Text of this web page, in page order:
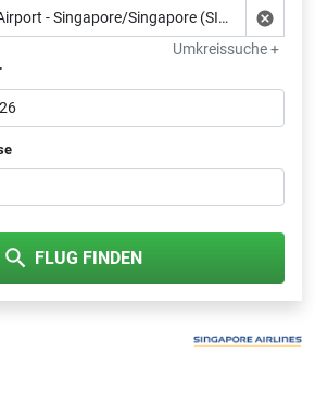
Umkreissuche +
FLUG FINDEN